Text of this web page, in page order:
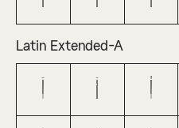
Latin Extended-A
Ā ā Ă